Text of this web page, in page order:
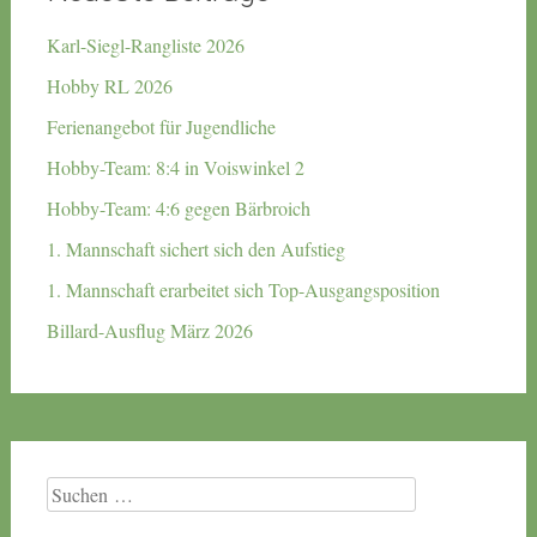
Karl-Siegl-Rangliste 2026
Hobby RL 2026
Ferienangebot für Jugendliche
Hobby-Team: 8:4 in Voiswinkel 2
Hobby-Team: 4:6 gegen Bärbroich
1. Mannschaft sichert sich den Aufstieg
1. Mannschaft erarbeitet sich Top-Ausgangsposition
Billard-Ausflug März 2026
Suchen
nach: